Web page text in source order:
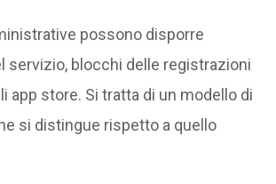
possono disporre
servizio, blocchi delle registrazioni
app store. Si tratta di un modello di
si distingue rispetto a quello